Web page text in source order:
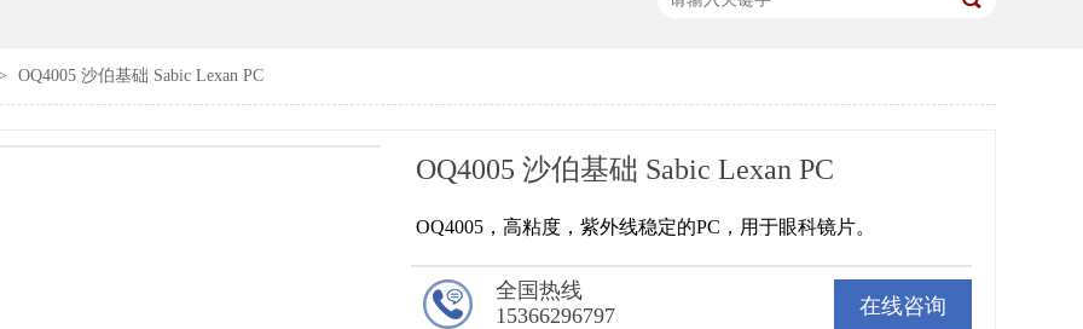
OQ4005 沙伯基础 Sabic Lexan PC
OQ4005 沙伯基础 Sabic Lexan PC
OQ4005，高粘度，紫外线稳定的PC，用于眼科镜片。
在线咨询
全国热线
15366296797